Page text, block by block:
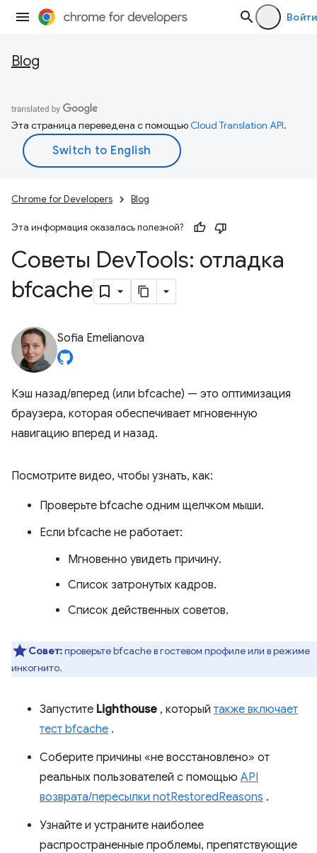
Войти
Blog
Эта страница переведена с помощьюCloud Translation API.
Chrome for Developers Blog
Эта информация оказалась полезной?
Советы DevTools: отладка
bfcache
Sofia Emelianova
Кэш назад/вперед (или bfcache) — это оптимизация
браузера, которая обеспечивает мгновенную
навигацию вперед и назад.
Посмотрите видео, чтобы узнать, как:
Проверьте bfcache одним щелчком мыши.
Если bfcache не работает:
Мгновенно увидеть причину.
Список затронутых кадров.
Список действенных советов.
Совет:проверьте bfcache в гостевом профиле или в режиме
инкогнито.
Запустите Lighthouse , который также включает
тест bfcache .
Соберите причины «не восстановлено» от
реальных пользователей с помощью API
возврата/пересылки notRestoredReasons .
Узнайте и устраните наиболее
распространенные проблемы, препятствующие